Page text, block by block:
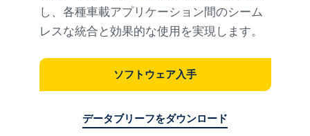
し、各種車載アプリケーション間のシーム
レスな統合と効果的な使用を実現します。
ソフトウェア入手
データブリーフをダウンロード